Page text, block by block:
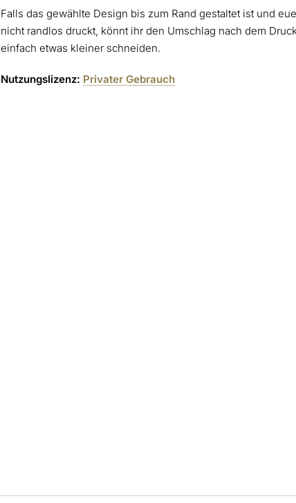
Falls das gewählte Design bis zum Rand gestaltet ist und
nicht randlos druckt, könnt ihr den Umschlag nach dem
einfach etwas kleiner schneiden.
Nutzungslizenz: Privater Gebrauch